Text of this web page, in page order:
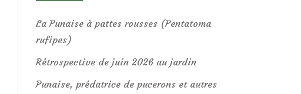
La Punaise à pattes rousses (Pentatoma
rufipes)
Rétrospective de juin 2026 au jardin
Punaise, prédatrice de pucerons et autres